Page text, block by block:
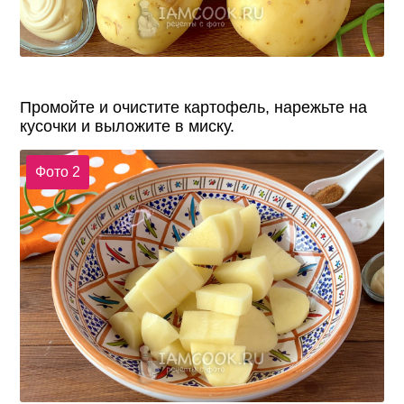
Промойте и очистите картофель, нарежьте на
кусочки и выложите в миску.
Фото 2